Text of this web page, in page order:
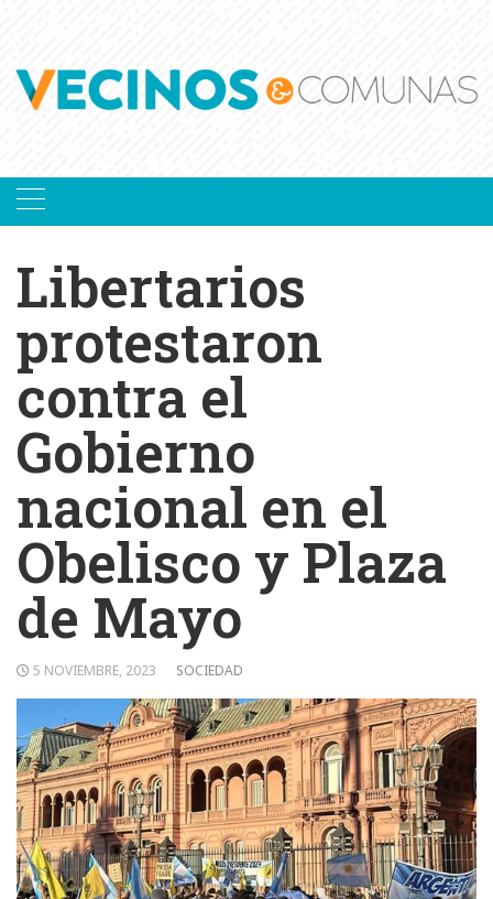
Libertarios
protestaron
contra el
Gobierno
nacional en el
Obelisco y Plaza
de Mayo
5 NOVIEMBRE, 2023 SOCIEDAD